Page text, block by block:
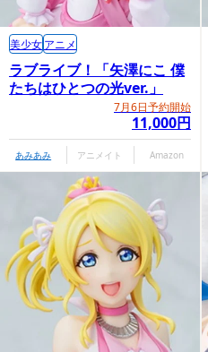
ラブライブ！「矢澤にこ 僕
たちはひとつの光ver.」
7月6日予約開始
11,000円
美少女アニメ
あみあみ アニメイト Amazon